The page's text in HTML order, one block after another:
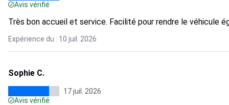
Avis vérifié
Très bon accueil et service. Facilité pour rendre le véhicule
Expérience du : 10 juil. 2026
Sophie C.
17 juil. 2026
Avis vérifié